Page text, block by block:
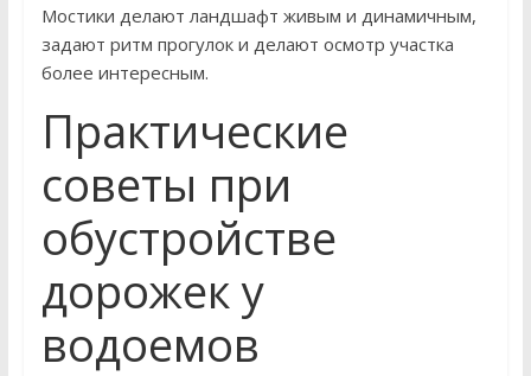
Мостики делают ландшафт живым и динамичным,
задают ритм прогулок и делают осмотр участка
более интересным.
Практические
советы при
обустройстве
дорожек у
водоемов